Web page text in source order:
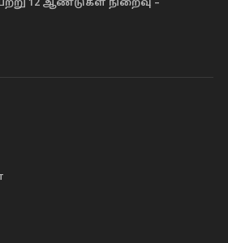
12 ஆண்டுகள் நிறைவு –